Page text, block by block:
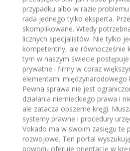
przypadku albo w razie
rada jednego tylko eksperta.
skomplikowane. Wtedy
licznych specjalistów. Nie tylko
kompetentny, ale równocześnie
tym w naszym świecie
prywatne i firmy w coraz
elementami międzynarodowego
Pewna sprawa nie jest
działania niemieckiego prawa i
ale zatacza obszerne kręgi.
systemy prawne i procedury
Vokado ma w swoim zasięgu te
rozwojowe. Ten portal
powodu oferuje orientację w